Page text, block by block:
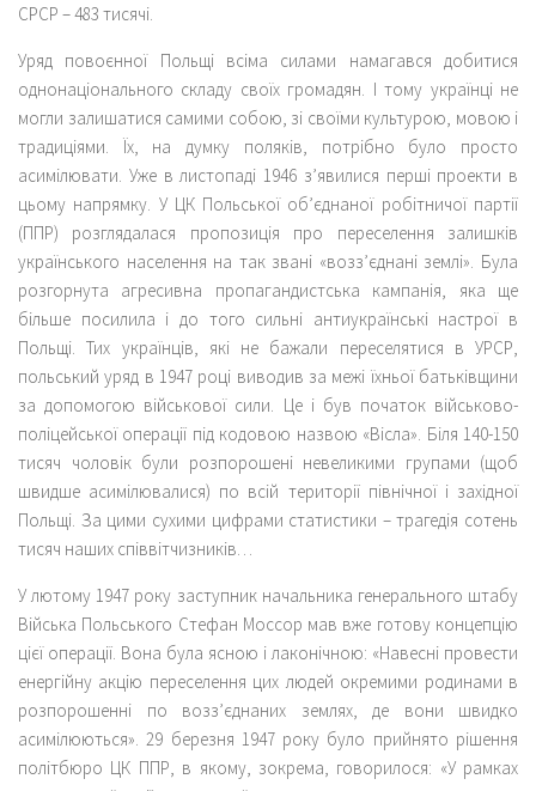
СРСР – 483 тисячі.
Уряд повоєнної Польщі всіма силами намагався добитися
однонаціонального складу своїх громадян. І тому українці не
могли залишатися самими собою, зі своїми культурою, мовою і
традиціями. Їх, на думку поляків, потрібно було просто
асимілювати. Уже в листопаді 1946 з’явилися перші проекти в
цьому напрямку. У ЦК Польської об’єднаної робітничої партії
(ППР) розглядалася пропозиція про переселення залишків
українського населення на так звані «возз’єднані землі». Була
розгорнута агресивна пропагандистська кампанія, яка ще
більше посилила і до того сильні антиукраїнські настрої в
Польщі. Тих українців, які не бажали переселятися в УРСР,
польський уряд в 1947 році виводив за межі їхньої батьківщини
за допомогою військової сили. Це і був початок військово-
поліцейської операції під кодовою назвою «Вісла». Біля 140-150
тисяч чоловік були розпорошені невеликими групами (щоб
швидше асимілювалися) по всій території північної і західної
Польщі. За цими сухими цифрами статистики – трагедія сотень
тисяч наших співвітчизників…
У лютому 1947 року заступник начальника генерального штабу
Війська Польського Стефан Моссор мав вже готову концепцію
цієї операції. Вона була ясною і лаконічною: «Навесні провести
енергійну акцію переселення цих людей окремими родинами в
розпорошенні по возз’єднаних землях, де вони швидко
асимілюються». 29 березня 1947 року було прийнято рішення
політбюро ЦК ППР, в якому, зокрема, говорилося: «У рамках